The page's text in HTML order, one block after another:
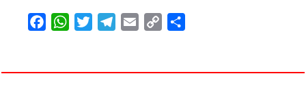
F
e
W
t
T
t
T
e
E
i
C
y
r